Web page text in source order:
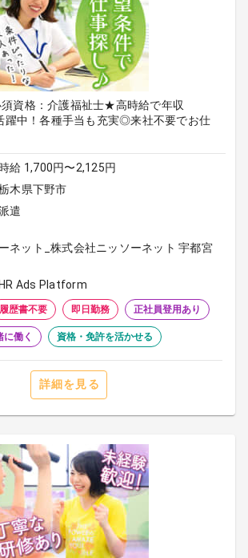
須資格：介護福祉士★高時給で年収
中！各種手当も充実◎来社不要でお仕
給 1,700円〜2,125円
木県下野市
遣
ネット_株式会社ニッソーネット 宇都宮
HR Ads Platform
履歴書不要 即日勤務 正社員登用あり
に働く 資格・免許を活かせる
詳細を見る